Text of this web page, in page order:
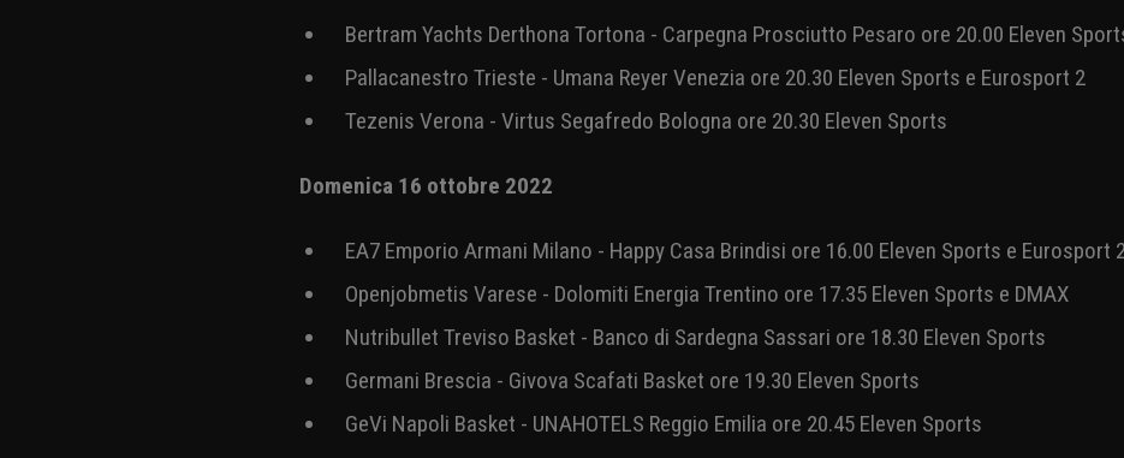
Happy Casa Brindisi - GeVi Napoli Basket ore 19.30 Eleven Sports e Eurosport 2
Virtus Segafredo Bologna - Pallacanestro Trieste ore 20.00 Eleven Sports
Pallacanestro Trieste - Umana Reyer Venezia ore 20.30 Eleven Sports e Eurosport 2
Tezenis Verona - Virtus Segafredo Bologna ore 20.30 Eleven Sports
Domenica 16 ottobre 2022
EA7 Emporio Armani Milano - Happy Casa Brindisi ore 16.00 Eleven Sports e Eurosport 2